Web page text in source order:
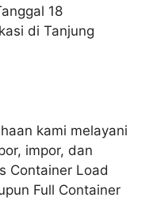
18
di Tanjung
kami melayani
impor, dan
Container Load
Full Container